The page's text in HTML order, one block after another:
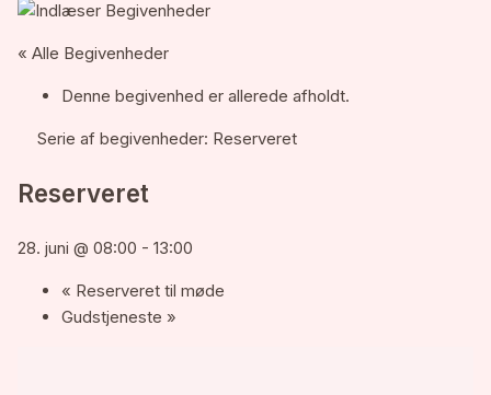
« Alle Begivenheder
Denne begivenhed er allerede afholdt.
Serie af begivenheder: Reserveret
Reserveret
28. juni @ 08:00 -13:00
« Reserveret til møde
Gudstjeneste »